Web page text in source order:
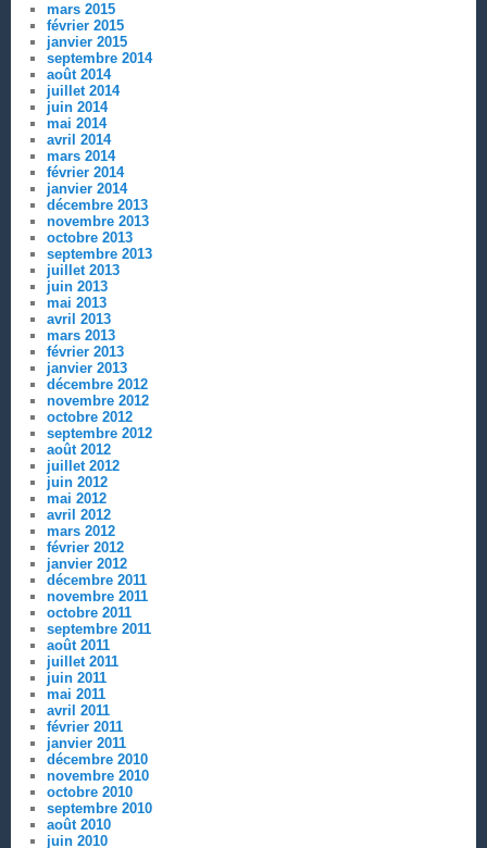
mars 2015
février 2015
janvier 2015
septembre 2014
août 2014
juillet 2014
juin 2014
mai 2014
avril 2014
mars 2014
février 2014
janvier 2014
décembre 2013
novembre 2013
octobre 2013
septembre 2013
juillet 2013
juin 2013
mai 2013
avril 2013
mars 2013
février 2013
janvier 2013
décembre 2012
novembre 2012
octobre 2012
septembre 2012
août 2012
juillet 2012
juin 2012
mai 2012
avril 2012
mars 2012
février 2012
janvier 2012
décembre 2011
novembre 2011
octobre 2011
septembre 2011
août 2011
juillet 2011
juin 2011
mai 2011
avril 2011
février 2011
janvier 2011
décembre 2010
novembre 2010
octobre 2010
septembre 2010
août 2010
juin 2010